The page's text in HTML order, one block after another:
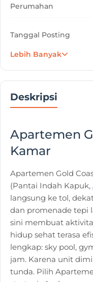
Perumahan
Tanggal Posting
Lebih Banyak
Deskripsi
Apartemen
Kamar
Apartemen Gold
(Pantai Indah Kapuk,
langsung ke tol,
dan promenade tepi
sini membuat
hidup sehat terasa
lengkap: sky pool,
jam. Karena unit
tunda. Pilih